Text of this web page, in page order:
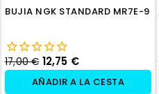
BUJIA NGK STANDARD MR7E-9
17,00 € 12,75 €
AÑADIR A LA CESTA